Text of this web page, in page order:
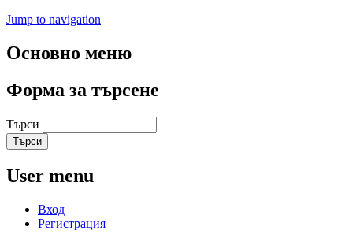
Jump to navigation
Основно меню
Форма за търсене
Търси
User menu
Вход
Регистрация